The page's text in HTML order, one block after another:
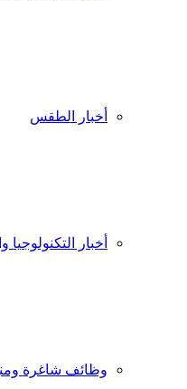
أخبار الطقس
أخبار التكنولوجيا
وظائف شاغرة